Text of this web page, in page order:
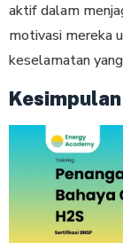
aktif dalam
motivasi mereka
keselamatan
Kesimpulan